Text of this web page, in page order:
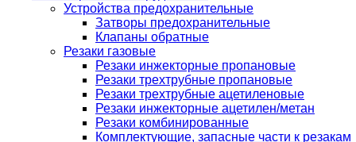
Устройства предохранительные
Затворы предохранительные
Клапаны обратные
Резаки газовые
Резаки инжекторные пропановые
Резаки трехтрубные пропановые
Резаки трехтрубные ацетиленовые
Резаки инжекторные ацетилен/метан
Резаки комбинированные
Комплектующие, запасные части к резакам